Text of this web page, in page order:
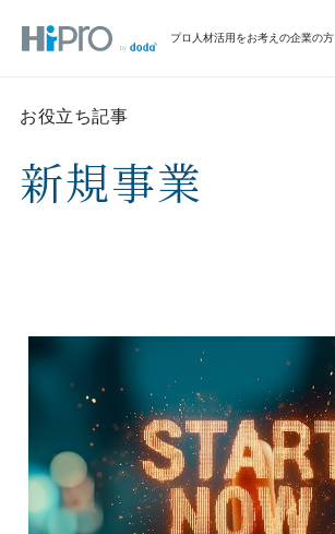
プロ人材活用をお考えの企業の方
お役立ち記事
新規事業